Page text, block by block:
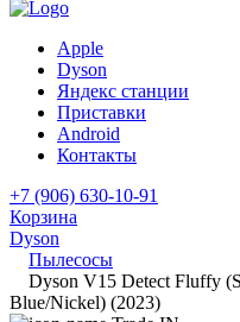
Apple
Dyson
Яндекс станции
Приставки
Android
Контакты
+7 (906) 630-10-91
Корзина
Dyson
Пылесосы
Dyson V15 Detect Fluffy
Blue/Nickel) (2023)